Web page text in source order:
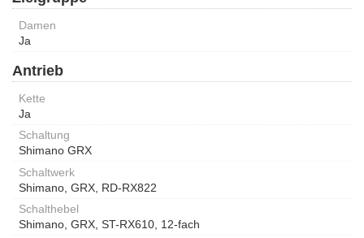
Damen
Ja
Antrieb
Kette
Ja
Schaltung
Shimano GRX
Schaltwerk
Shimano, GRX, RD-RX822
Schalthebel
Shimano, GRX, ST-RX610, 12-fach